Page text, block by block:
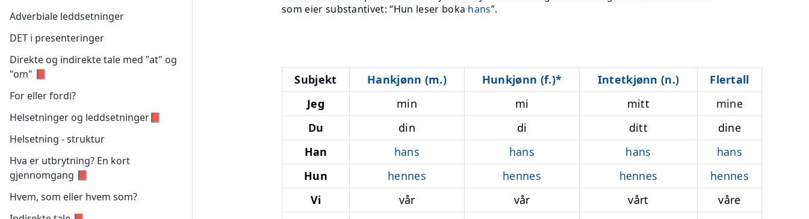
Adverbiale leddsetninger
DET i presenteringer
Direkte og indirekte tale med "at" og
"om" 📕
For eller fordi?
Helsetninger og leddsetninger📕
Helsetning - struktur
Hva er utbrytning? En kort
gjennomgang 📕
Hvem, som eller hvem som?
som eier substantivet: “Hun leser boka hans”.
Subjekt Hankjønn (m.) Hunkjønn (f.)* Intetkjønn (n.)
Flertall
Jeg
min mi mitt
mine
Du
din di ditt
dine
Han
hans hans hans
hans
Hun
hennes hennes hennes
hennes
Vi
vår vår vårt våre